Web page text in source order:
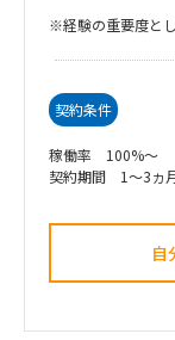
※経験の重要度
契約条件
稼働率 100%～
契約期間 1～3ヵ
自